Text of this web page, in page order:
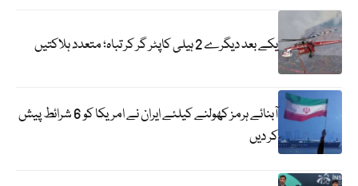
یکے بعد دیگرے 2 ہیلی کاپٹر گر کر تباہ؛ متعدد ہلاکتیں
آبنائے ہرمز کھولنے کیلئے ایران نے امریکا کو 6 شرائط پیش
کر دیں